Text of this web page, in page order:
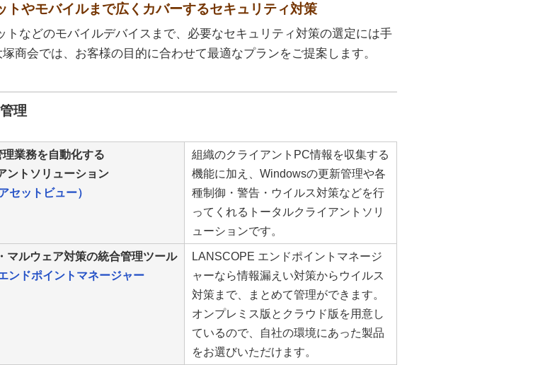
トやモバイルまで広くカバーするセキュリティ対策
トなどのモバイルデバイスまで、必要なセキュリティ対策の選定には手
商会では、お客様の目的に合わせて最適なプランをご提案します。
理
業務を自動化する
ントソリューション
セットビュー）
組織のクライアントPC情報を収集する
機能に加え、Windowsの更新管理や各
種制御・警告・ウイルス対策などを行
ってくれるトータルクライアントソリ
ューションです。
マルウェア対策の統合管理ツール
ンドポイントマネージャー
LANSCOPE エンドポイントマネージ
ャーなら情報漏えい対策からウイルス
対策まで、まとめて管理ができます。
オンプレミス版とクラウド版を用意し
ているので、自社の環境にあった製品
をお選びいただけます。